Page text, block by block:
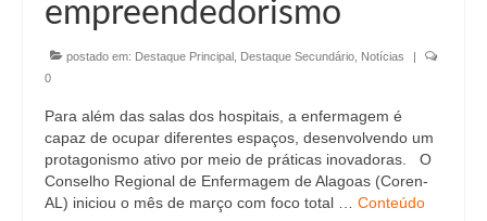
empreendedorismo
postado em: Destaque Principal Destaque Secundário Notícias
|
0
Para além das salas dos hospitais, a enfermagem é
capaz de ocupar diferentes espaços, desenvolvendo um
protagonismo ativo por meio de práticas inovadoras. O
Conselho Regional de Enfermagem de Alagoas (Coren-
AL) iniciou o mês de março com foco total … Conteúdo